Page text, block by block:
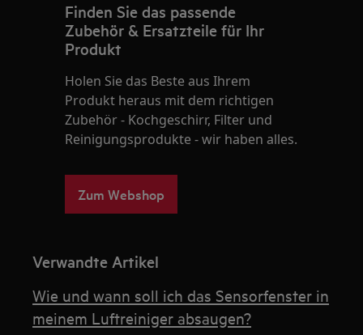
Finden Sie das passende
Zubehör & Ersatzteile für Ihr
Produkt
Holen Sie das Beste aus Ihrem
Produkt heraus mit dem richtigen
Zubehör - Kochgeschirr, Filter und
Reinigungsprodukte - wir haben alles.
Zum Webshop
Verwandte Artikel
Wie und wann soll ich das Sensorfenster in
meinem Luftreiniger absaugen?